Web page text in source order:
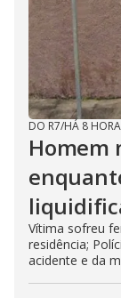
DO R7/HÁ 8
Homem
Vítima sofreu
residência;
acidente e da